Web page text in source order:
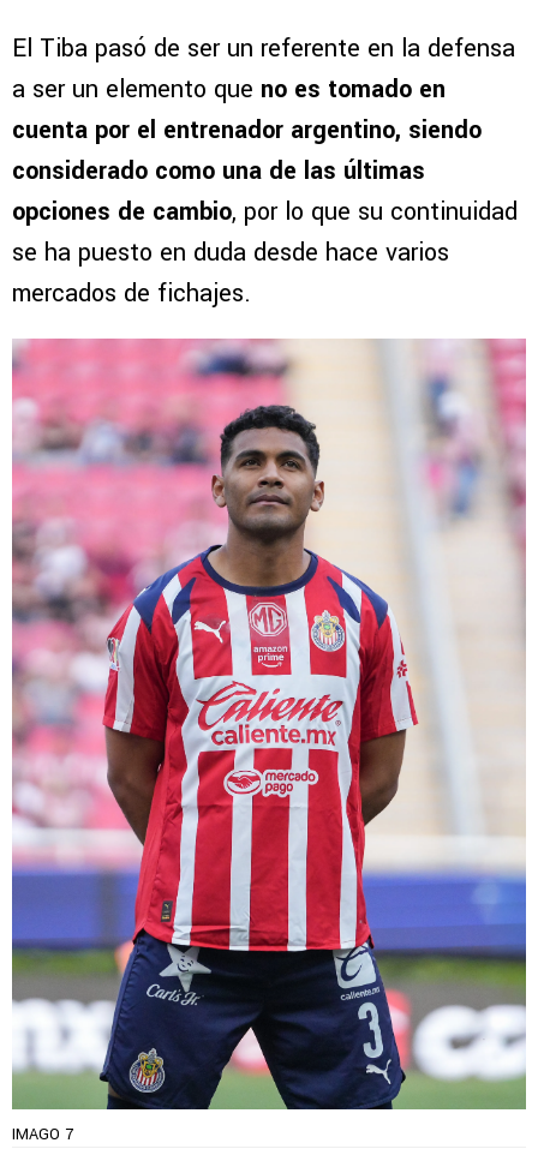
El Tiba pasó de ser un referente en la defensa
a ser un elemento que no es tomado en
cuenta por el entrenador argentino, siendo
considerado como una de las últimas
opciones de cambio, por lo que su continuidad
se ha puesto en duda desde hace varios
mercados de fichajes.
IMAGO 7